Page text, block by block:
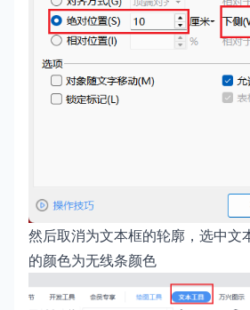
然后取消为文本框的轮廓，选中文
的颜色为无线条颜色